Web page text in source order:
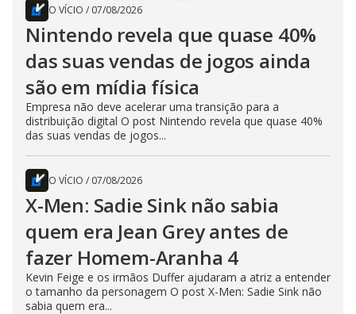
O VÍCIO / 07/08/2026
Nintendo revela que quase 40%
das suas vendas de jogos ainda
são em mídia física
Empresa não deve acelerar uma transição para a
distribuição digital O post Nintendo revela que quase 40%
das suas vendas de jogos...
O VÍCIO / 07/08/2026
X-Men: Sadie Sink não sabia
quem era Jean Grey antes de
fazer Homem-Aranha 4
Kevin Feige e os irmãos Duffer ajudaram a atriz a entender
o tamanho da personagem O post X-Men: Sadie Sink não
sabia quem era...